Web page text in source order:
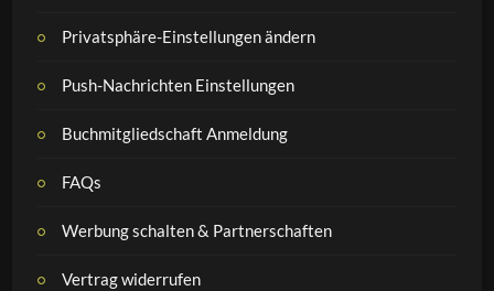
Privatsphäre-Einstellungen ändern
Push-Nachrichten Einstellungen
Buchmitgliedschaft Anmeldung
FAQs
Werbung schalten & Partnerschaften
Vertrag widerrufen